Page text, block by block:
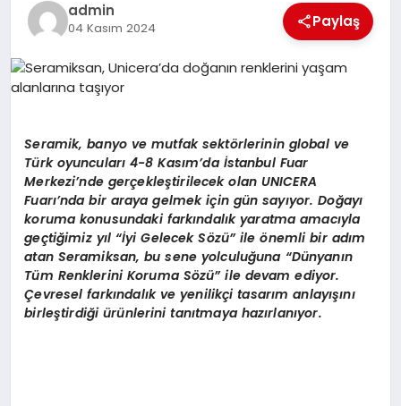
EKONOMI
EĞITIM
admin
04 Kasım 2024 Paylaş
Seramik, banyo ve mutfak sektörlerinin global ve
Türk oyuncuları 4-8 Kasım’da İstanbul Fuar
Merkezi’nde gerçekleştirilecek olan UNICERA
Fuarı’nda bir araya gelmek için gün sayıyor. Doğayı
koruma konusundaki farkındalık yaratma amacıyla
geçtiğimiz yıl “İyi Gelecek Sözü” ileönemli bir adım
atan Seramiksan, bu sene yolculuğuna “Dünyanın
Tüm Renklerini Koruma Sözü” ile devam ediyor.
Çevresel farkındalık ve yenilikçi tasarım anlayışını
birleştirdiği ürünlerini tanıtmaya hazırlanıyor.